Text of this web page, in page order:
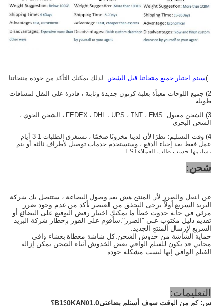
سيتم اختبار جميع منتجاتنا قبل الشحن .لذلك يمكنك التأكد من جودة منتجاتنا
2) جميع اللوحات معبأة بعلبة كرتون جديدة وثابتة ، قادرة على النقل لمسافات
طويلة.
3) الشحن مقبول: FEDEX ، DHL ، UPS ، TNT ، EMS ، الشحن الجوي ،
الشحن البحري
4) وقت التسليم: نظرًا لأن لدينا مخزونًا ضخمًا ، تستغرق الطلبات 1-3 أيام
عمل فقط بعد إحياء الدفع ، وستستخدم خدمات توصيل لأطراف ثالثة أو يتم
تسليمها حسب طلب العملاءEST.
شحن:
عن النقل والضرر.لأن المنتج هش.بعد وصول البضاعة ، ستتصل بك شركة
البريد السريع أولاً.يرجى التحقق من العنصر.تأكد من عدم وجود ضرر
مرئي.في حالة حدوث خطأ ما.يمكنك اختيار رفض التوقيع على البضائع.أو
تقديم دليل مكتوب على "الضرر".سأقوم على الفور بإخطار شركة البريد
السريع لإرسال المنتج الجديد.
حماية الشاشة من خدوش الشحن.كل شاشة مغطاة بغشاء واقي
مجاني.قد يكون للفيلم الواقي بعض الخدوش أثناء الشحن.يمكن إزالة
الفيلم الواقي.إنها ليست مشكلة جودة.
التعليمات:
س: كم من الوقت سوف أستلم بضاعتيB130KAN01.0؟